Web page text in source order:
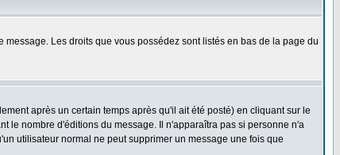
Les droits que vous possédez sont listés en bas de la page du
après un certain temps après qu'il ait été posté) en cliquant sur le
le nombre d'éditions du message. Il n'apparaîtra pas si personne n'a
utilisateur normal ne peut supprimer un message une fois que